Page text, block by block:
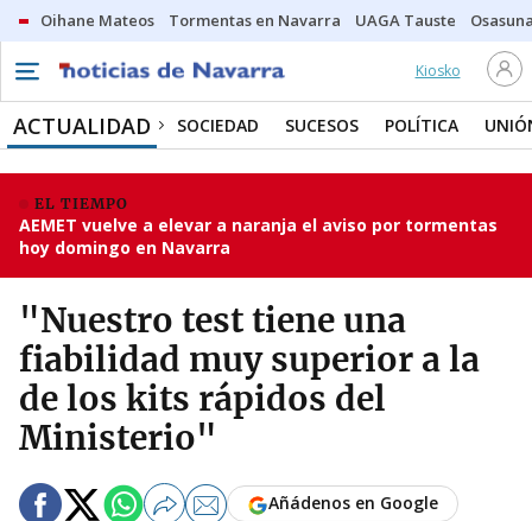
Oihane Mateos Tormentas en Navarra UAGA Tauste
Kiosko
ACTUALIDAD SOCIEDAD SUCESOS POLÍTICA
EL TIEMPO
AEMET vuelve a elevar a naranja el aviso por tormentas
hoy domingo en Navarra
"Nuestro test tiene una
fiabilidad muy superior a la
de los kits rápidos del
Ministerio"
Añádenos en Google